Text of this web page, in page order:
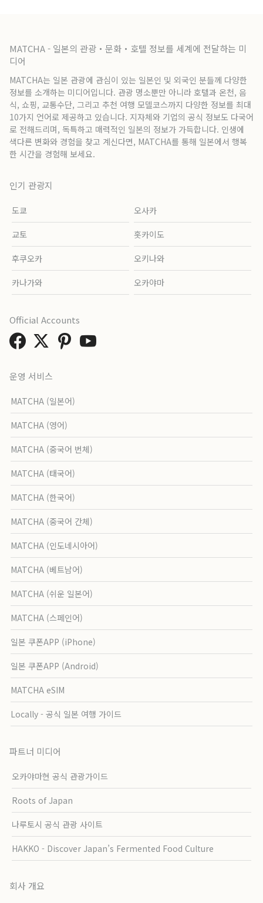
MATCHA - 일본의 관광・문화・호텔 정보를 세계에 전달하는 미
디어
MATCHA는 일본 관광에 관심이 있는 일본인 및 외국인 분들께 다양한
정보를 소개하는 미디어입니다. 관광 명소뿐만 아니라 호텔과 온천, 음
식, 쇼핑, 교통수단, 그리고 추천 여행 모델코스까지 다양한 정보를 최대
10가지 언어로 제공하고 있습니다. 지자체와 기업의 공식 정보도 다국어
로 전해드리며, 독특하고 매력적인 일본의 정보가 가득합니다. 인생에
색다른 변화와 경험을 찾고 계신다면, MATCHA를 통해 일본에서 행복
한 시간을 경험해 보세요.
인기 관광지
도쿄 오사카
교토 홋카이도
후쿠오카 오키나와
카나가와 오카야마
운영 서비스
MATCHA (일본어)
MATCHA (영어)
MATCHA (중국어 번체)
MATCHA (태국어)
MATCHA (한국어)
MATCHA (중국어 간체)
MATCHA (인도네시아어)
MATCHA (베트남어)
MATCHA (쉬운 일본어)
MATCHA (스페인어)
일본 쿠폰APP (iPhone)
일본 쿠폰APP (Android)
MATCHA eSIM
Locally - 공식 일본 여행 가이드
파트너 미디어
오카야마현 공식 관광가이드
Roots of Japan
나루토시 공식 관광 사이트
HAKKO - Discover Japan’s Fermented Food Culture
회사 개요
Official Accounts